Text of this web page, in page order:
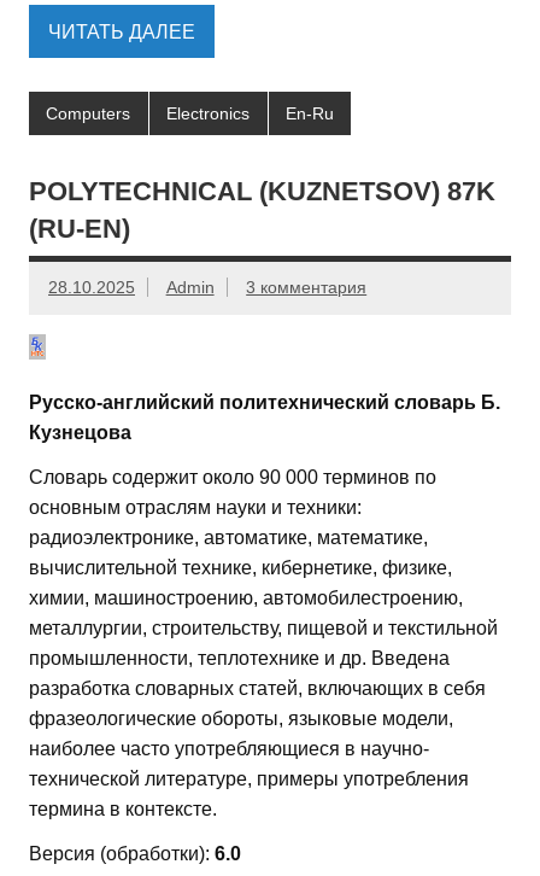
ЧИТАТЬ ДАЛЕЕ
Computers Electronics En-Ru
POLYTECHNICAL (KUZNETSOV) 87K
(RU-EN)
28.10.2025 Admin 3 комментария
Русско-английский политехнический словарь Б.
Кузнецова
Словарь содержит около 90 000 терминов по
основным отраслям науки и техники:
радиоэлектронике, автоматике, математике,
вычислительной технике, кибернетике, физике,
химии, машиностроению, автомобилестроению,
металлургии, строительству, пищевой и текстильной
промышленности, теплотехнике и др. Введена
разработка словарных статей, включающих в себя
фразеологические обороты, языковые модели,
наиболее часто употребляющиеся в научно-
технической литературе, примеры употребления
термина в контексте.
Версия (обработки): 6.0